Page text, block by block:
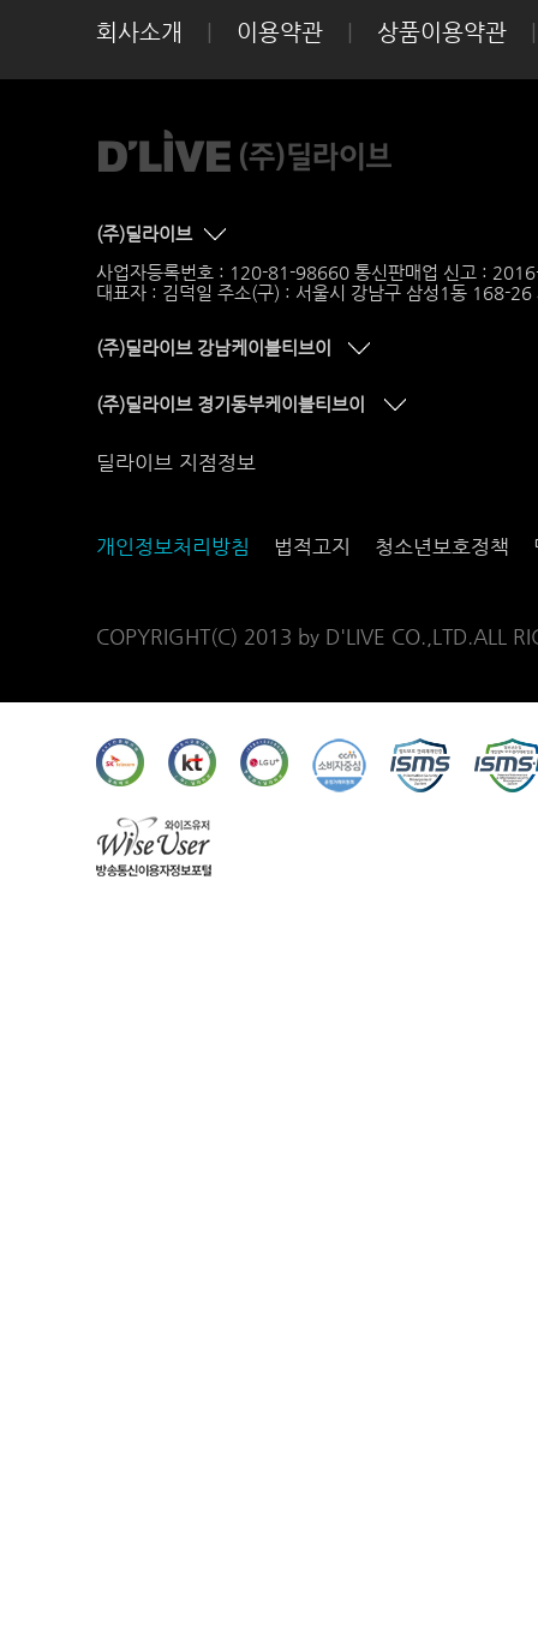
회사소개 이용약관 상품이용약관
(주)딜라이브
사업자등록번호 : 120-81-98660 통신판매업 신고 :
대표자 : 김덕일 주소(구) : 서울시 강남구 삼성1동 168-
(주)딜라이브 강남케이블티브이
(주)딜라이브 경기동부케이블티브이
딜라이브 지점정보
개인정보처리방침 법적고지 청소년보호정책
COPYRIGHT(C) 2013 by D'LIVE CO.,LTD.ALL